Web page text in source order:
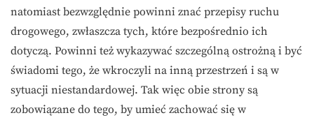
natomiast bezwzględnie powinni znać przepisy ruchu
drogowego, zwłaszcza tych, które bezpośrednio ich
dotyczą. Powinni też wykazywać szczególną ostrożną i być
świadomi tego, że wkroczyli na inną przestrzeń i są w
sytuacji niestandardowej. Tak więc obie strony są
zobowiązane do tego, by umieć zachować się w